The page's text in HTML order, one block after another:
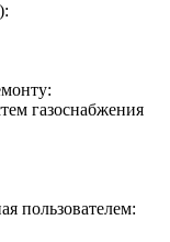
газоснабжения
пользователем: